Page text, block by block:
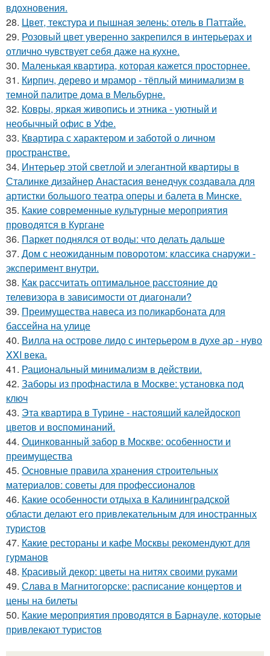
вдохновения.
28. Цвет, текстура и пышная зелень: отель в Паттайе.
29. Розовый цвет уверенно закрепился в интерьерах и
отлично чувствует себя даже на кухне.
30. Маленькая квартира, которая кажется просторнее.
31. Кирпич, дерево и мрамор - тёплый минимализм в
темной палитре дома в Мельбурне.
32. Ковры, яркая живопись и этника - уютный и
необычный офис в Уфе.
33. Квартира с характером и заботой о личном
пространстве.
34. Интерьер этой светлой и элегантной квартиры в
Сталинке дизайнер Анастасия венедчук создавала для
артистки большого театра оперы и балета в Минске.
35. Какие современные культурные мероприятия
проводятся в Кургане
36. Паркет поднялся от воды: что делать дальше
37. Дом с неожиданным поворотом: классика снаружи -
эксперимент внутри.
38. Как рассчитать оптимальное расстояние до
телевизора в зависимости от диагонали?
39. Преимущества навеса из поликарбоната для
бассейна на улице
40. Вилла на острове лидо с интерьером в духе ар - нуво
XXI века.
41. Рациональный минимализм в действии.
42. Заборы из профнастила в Москве: установка под
ключ
43. Эта квартира в Турине - настоящий калейдоскоп
цветов и воспоминаний.
44. Оцинкованный забор в Москве: особенности и
преимущества
45. Основные правила хранения строительных
материалов: советы для профессионалов
46. Какие особенности отдыха в Калининградской
области делают его привлекательным для иностранных
туристов
47. Какие рестораны и кафе Москвы рекомендуют для
гурманов
48. Красивый декор: цветы на нитях своими руками
49. Слава в Магнитогорске: расписание концертов и
цены на билеты
50. Какие мероприятия проводятся в Барнауле, которые
привлекают туристов